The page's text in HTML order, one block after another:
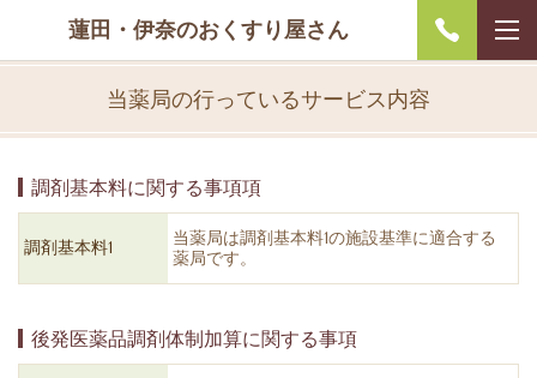
蓮田・伊奈のおくすり屋さん
当薬局の行っているサービス内容
調剤基本料に関する事項項
調剤基本料1
当薬局は調剤基本料1の施設基準に適合する
薬局です。
後発医薬品調剤体制加算に関する事項